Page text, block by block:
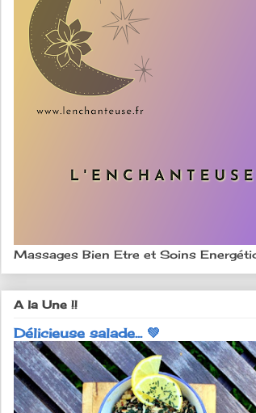
Massages Bien Etre et Soins
A la Une !!
Délicieuse salade... 💚